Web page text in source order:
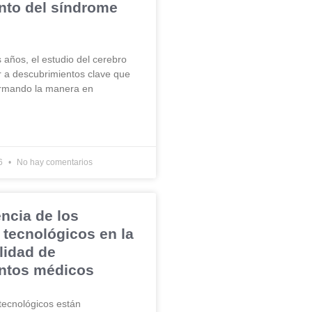
del síndrome
años, el estudio del cerebro
a descubrimientos clave que
la manera en
No hay comentarios
de los
tecnológicos en la
de
médicos
están